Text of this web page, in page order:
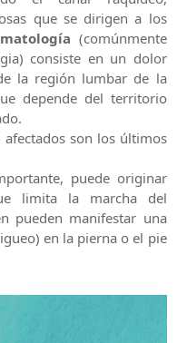
que se dirigen a los
(comúnmente
consiste en un dolor
la región lumbar de la
depende del territorio
son los últimos
puede originar
limita la marcha del
pueden manifestar una
en la pierna o el pie